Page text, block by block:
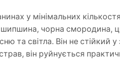
у мінімальних
чорна смородина,
та світла. Він не
він руйнується